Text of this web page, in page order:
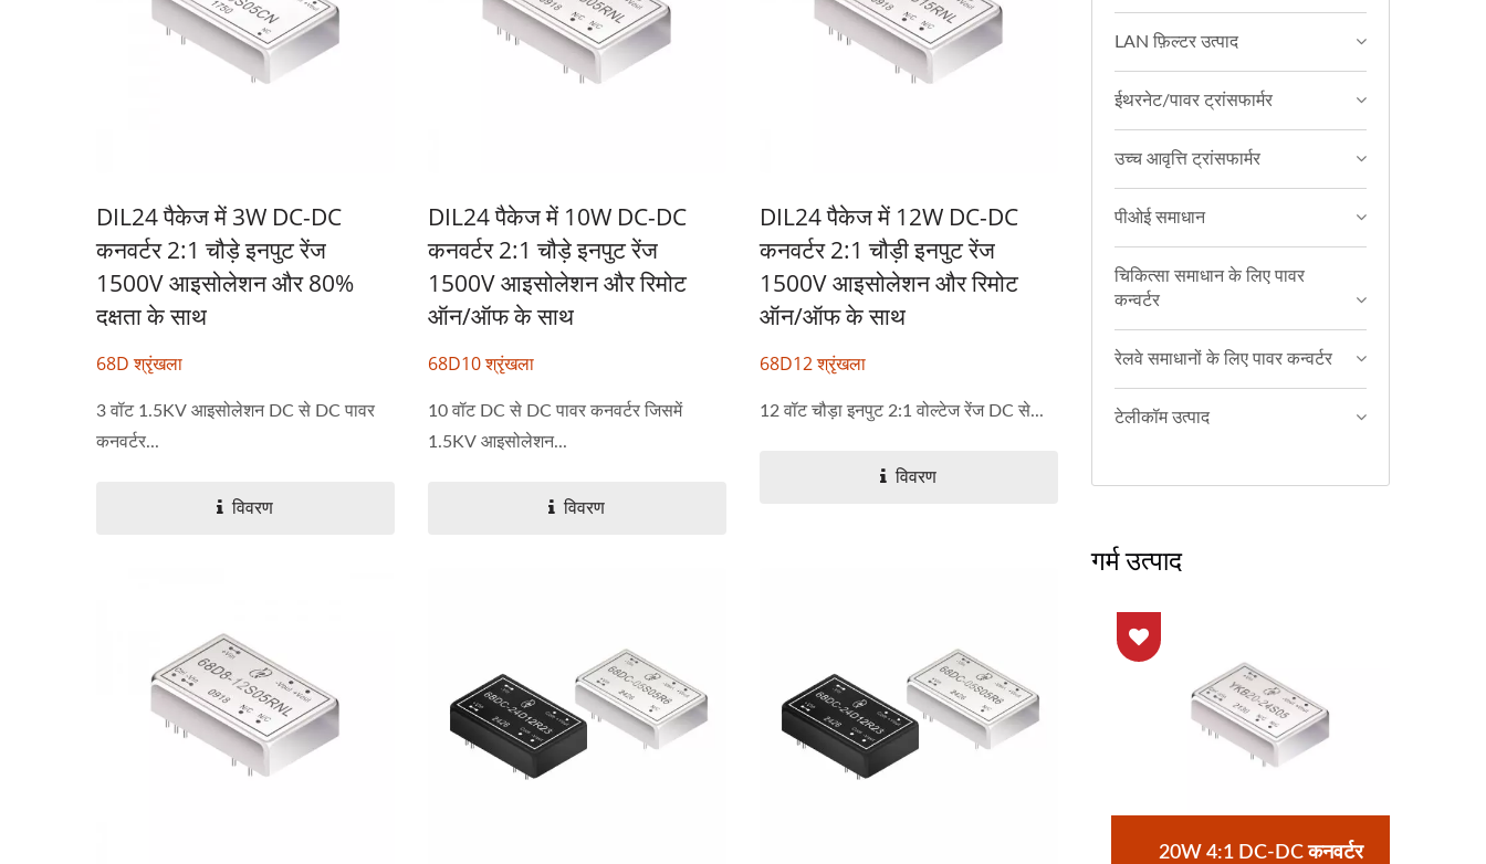
DIL24 पैकेज में 3W DC-DC
कनवर्टर 2:1 चौड़े इनपुट रेंज
1500V आइसोलेशन और 80%
दक्षता के साथ
68D श्रृंखला
3 वॉट 1.5KV आइसोलेशन DC से DC पावर
कनवर्टर...
विवरण
DIL24 पैकेज में 10W DC-DC
कनवर्टर 2:1 चौड़े इनपुट रेंज
1500V आइसोलेशन और रिमोट
ऑन/ऑफ के साथ
68D10 श्रृंखला
10 वॉट DC से DC पावर कनवर्टर जिसमें
1.5KV आइसोलेशन...
विवरण
DIL24 पैकेज में 12W DC-DC
कनवर्टर 2:1 चौड़ी इनपुट रेंज
1500V आइसोलेशन और रिमोट
ऑन/ऑफ के साथ
68D12 श्रृंखला
12 वॉट चौड़ा इनपुट 2:1 वोल्टेज रेंज DC से...
विवरण
LAN फ़िल्टर उत्पाद
ईथरनेट/पावर ट्रांसफार्मर
उच्च आवृत्ति ट्रांसफार्मर
पीओई समाधान
चिकित्सा समाधान के लिए पावर
कन्वर्टर
रेलवे समाधानों के लिए पावर कन्वर्टर
टेलीकॉम उत्पाद
गर्म उत्पाद
20W 4:1 DC-DC कनवर्टर